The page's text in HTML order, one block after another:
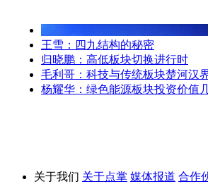
王雪：四九结构的秘密
归晓鹏：高低板块切换进行时
毛利哥：科技与传统板块楚河汉
杨耀华：绿色能源板块投资价值
关于我们 关于点掌 媒体报道 合作